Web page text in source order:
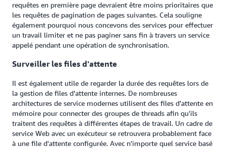
requêtes en première page devraient être moins prioritaires que
les requêtes de pagination de pages suivantes. Cela souligne
également pourquoi nous concevons des services pour effectuer
un travail limiter et ne pas paginer sans fin à travers un service
appelé pendant une opération de synchronisation.
Surveiller les files d'attente
Il est également utile de regarder la durée des requêtes lors de
la gestion de files d'attente internes. De nombreuses
architectures de service modernes utilisent des files d'attente en
mémoire pour connecter des groupes de threads afin qu'ils
traitent des requêtes à différentes étapes de travail. Un cadre de
service Web avec un exécuteur se retrouvera probablement face
à une file d'attente configurée. Avec n'importe quel service basé